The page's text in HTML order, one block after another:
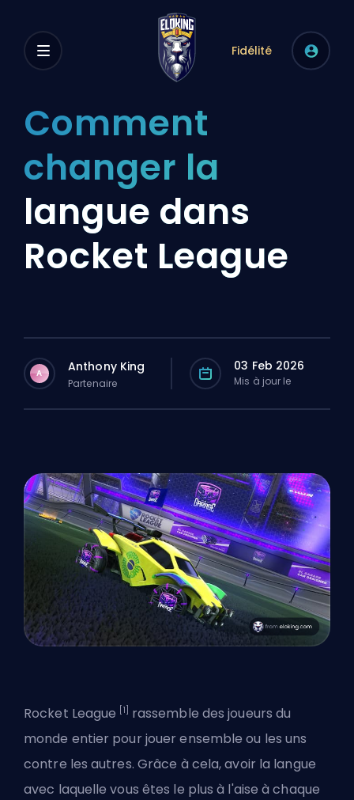
Fidélité
Comment
changer la
langue dans
Rocket League
A Anthony King
Partenaire
03 Feb 2026
Mis à jour le
Rocket League [1]
rassemble des joueurs du
monde entier pour jouer ensemble ou les uns
contre les autres. Grâce à cela, avoir la langue
avec laquelle vous êtes le plus à l'aise à chaque